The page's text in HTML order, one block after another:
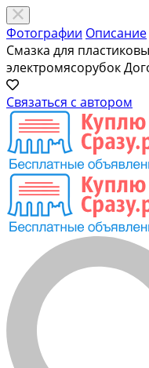
Фотографии Описание
Смазка для
электромясорубок
Связаться с автором